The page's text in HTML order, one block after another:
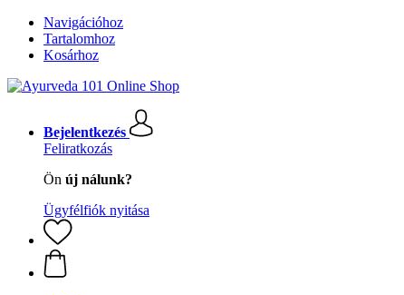
Navigációhoz
Tartalomhoz
Kosárhoz
Bejelentkezés
Feliratkozás
Ön új nálunk?
Ügyfélfiók nyitása